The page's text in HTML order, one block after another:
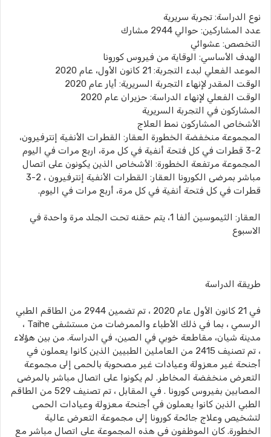
نوع الدراسة: تجربة سريرية
عدد المشاركين: حوالي 2944 مشارك
التخصص: عشوائي
الهدف الأساسي: الوقاية من فيروس كورونا
الموعد الفعلي لبدء التجربة: 21 كانون الأول، عام 2020
الوقت المقدر لإنهاء التجربة السريرية: أيار عام 2020
الوقت الفعلي لإنهاء الدراسة: حزيران عام 2020
المشاركون في التجربة السريرية
الأشخاص المشاركون نمط العلاج
المجموعة منخفضة الخطورة العقار: القطرات الأنفية إنترفيرون،
2-3 قطرات في كل فتحة أنفية في كل مرة، اربع مرات في اليوم
المجموعة مرتفعة الخطورة: الأشخاص الذين يكونون على اتصال
مباشر بمرضى الكورونا العقار: القطرات الأنفية إنترفيرون ، 2-3
قطرات في كل فتحة أنفية في كل مرة، أربع مرات في اليوم.
العقار: الثيموسين ألفا 1، يتم حقنه تحت الجلد مرة واحدة في
الاسبوع
طريقة الدراسة
في 21 كانون الأول عام 2020 ، تم تضمين 2944 من الطاقم الطبي
الرسمي ، بما في ذلك الأطباء والممرضات من مستشفى Taihe ،
مدينة شيان، مقاطعة خوبي في الصين، في الدراسة. من بين هؤلاء
، تم تصنيف 2415 من العاملين الطبيين الذين كانوا يعملون في
أجنحة غير معزولة وعيادات غير مصحوبة بالحمى إلى مجموعة
التعرض منخفضة المخاطر. لم يكونوا على اتصال مباشر بالمرضى
المصابين بفيروس كورونا . في المقابل ، تم تصنيف 529 من الطاقم
الطبي الذين كانوا يعملون في أجنحة معزولة وعيادات الحمى
لتشخيص وعلاج جائحة كورونا إلى مجموعة التعرض عالية
الخطورة. كان الموظفون في هذه المجموعة على اتصال مباشر مع